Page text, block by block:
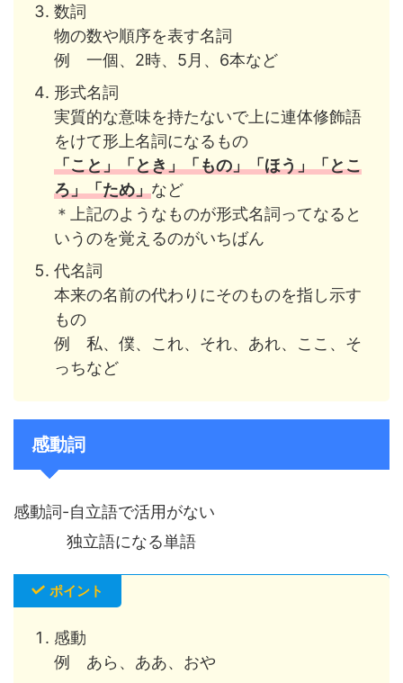
数詞
物の数や順序を表す名詞
例 一個、2時、5月、6本など
形式名詞
実質的な意味を持たないで上に連体修飾語
をけて形上名詞になるもの
「こと」「とき」「もの」「ほう」「とこ
ろ」「ため」など
＊上記のようなものが形式名詞ってなると
いうのを覚えるのがいちばん
代名詞
本来の名前の代わりにそのものを指し示す
もの
例 私、僕、これ、それ、あれ、ここ、そ
っちなど
感動詞
感動詞-自立語で活用がない
独立語になる単語
ポイント
感動
例 あら、ああ、おや